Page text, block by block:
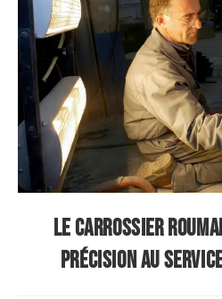
Le Carrossier
Précision au